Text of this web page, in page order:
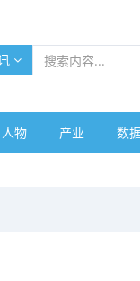
人物 产业 数